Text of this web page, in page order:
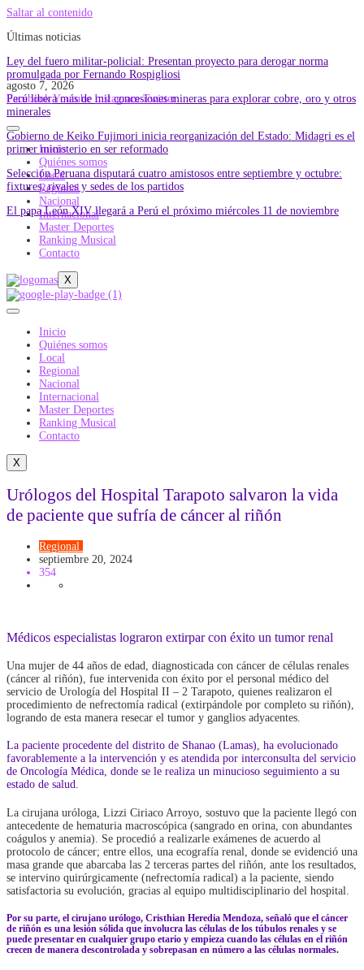
Saltar al contenido
Últimas noticias
Ley del fuero militar-policial: Presentan proyecto para derogar norma
promulgada por Fernando Rospigliosi
Perú libera más de mil concesiones mineras para explorar cobre, oro y otros
minerales
Gobierno de Keiko Fujimori inicia reorganización del Estado: Midagri es el
primer ministerio en ser reformado
Selección Peruana disputará cuatro amistosos entre septiembre y octubre:
fixtures, rivales y sedes de los partidos
El papa León XIV llegará a Perú el próximo miércoles 11 de noviembre
agosto 7, 2026
Facebook Youtube Instagram Twitter
Inicio
Quiénes somos
Local
Regional
Nacional
Internacional
Master Deportes
Ranking Musical
Contacto
X
Inicio
Quiénes somos
Local
Regional
Nacional
Internacional
Master Deportes
Ranking Musical
Contacto
X
Urólogos del Hospital Tarapoto salvaron la vida
de paciente que sufría de cáncer al riñón
Regional
septiembre 20, 2024
354
Médicos especialistas lograron extirpar con éxito un tumor renal
Una mujer de 44 años de edad, diagnosticada con cáncer de células renales
(cáncer al riñón), fue intervenida con éxito por el personal médico del
servicio de Urología del Hospital II – 2 Tarapoto, quienes realizaron el
procedimiento de nefrectomía radical (extirpándole por completo su riñón),
logrando de esta manera resecar el tumor y ganglios adyacentes.
La paciente procedente del distrito de Shanao (Lamas), ha evolucionado
favorablemente a la intervención y es atendida por interconsulta del servicio
de Oncología Médica, donde se le realiza un minucioso seguimiento a su
estado de salud.
La cirujana uróloga, Lizzi Ciriaco Arroyo, sostuvo que la paciente llegó con
antecedente de hematuria macroscópica (sangrado en orina, con abundantes
coágulos y anemia). Se procedió a realizarle exámenes de acuerdo al
protocolo de cáncer; entre ellos, una ecografía renal, donde se evidenció una
masa grande que abarcaba las 2 terceras partes del riñón, ante los resultados,
se intervino quirúrgicamente (nefrectomía radical) a la paciente, siendo
satisfactoria su evolución, gracias al equipo multidisciplinario del hospital.
Por su parte, el cirujano urólogo, Cristhian Heredia Mendoza, señaló que el cáncer
de riñón es una lesión sólida que involucra las células de los túbulos renales y se
puede presentar en cualquier grupo etario y empieza cuando las células en el riñón
crecen de manera descontrolada y sobrepasan en número a las células normales.